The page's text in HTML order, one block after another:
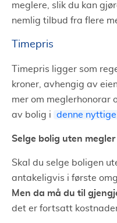
meglere, slik du kan
nemlig tilbud fra flere
Timepris
Timepris ligger som
kroner, avhengig av
mer om meglerhonorar
av bolig i
denne
Selge bolig uten megler
Skal du selge boligen
antakeligvis i første
Men da må du til
det er fortsatt